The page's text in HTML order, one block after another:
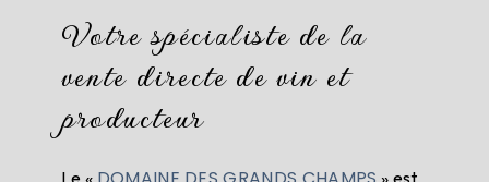
Votre spécialiste de la
vente directe de vin et
producteur
Le « » est